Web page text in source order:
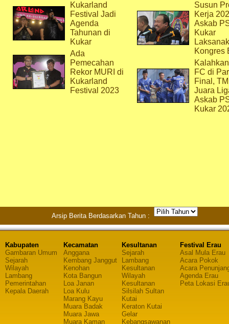
Kukarland
Festival Jadi
Agenda
Tahunan di
Kukar
Ada
Pemecahan
Rekor MURI di
Kukarland
Festival 2023
Susun
Kerja
Askab
Kukar
Kongres
FC di
Final,
Juara
Askab
Kukar
Arsip Berita Berdasarkan Tahun :
Kabupaten
Gambaran Umum
Sejarah
Wilayah
Lambang
Pemerintahan
Kepala Daerah
Kecamatan
Anggana
Kembang Janggut
Kenohan
Kota Bangun
Loa Janan
Loa Kulu
Marang Kayu
Muara Badak
Muara Jawa
Muara Kaman
Kesultanan
Sejarah
Lambang
Kesultanan
Wilayah
Kesultanan
Silsilah Sultan
Kutai
Keraton Kutai
Gelar
Kebangsawanan
Festival Erau
Asal Mula Erau
Acara Pokok
Acara
Agenda Erau
Peta Lokasi